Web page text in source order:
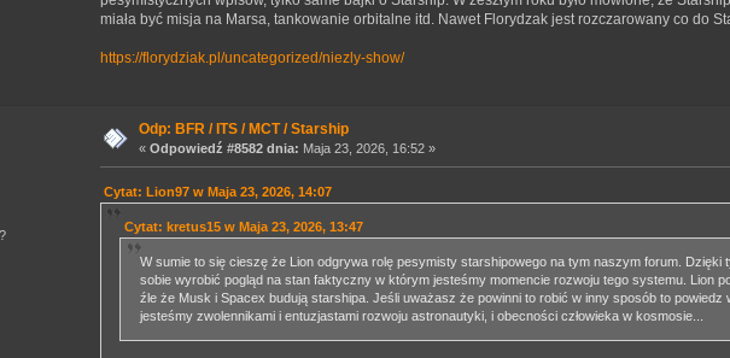
miała być misja na Marsa, tankowanie orbitalne itd. Nawet Florydzak jest rozczarowany co do
https://florydziak.pl/uncategorized/niezly-show/
Odp: BFR / ITS / MCT / Starship
« Odpowiedź #8582 dnia: Maja 23, 2026, 16:52 »
Cytat: Lion97 w Maja 23, 2026, 14:07
Cytat: kretus15 w Maja 23, 2026, 13:47
W sumie to się cieszę że Lion odgrywa rolę pesymisty starshipowego na tym naszym forum.
sobie wyrobić pogląd na stan faktyczny w którym jesteśmy momencie rozwoju tego systemu. Lion
źle że Musk i Spacex budują starshipa. Jeśli uważasz że powinni to robić w inny sposób to
jesteśmy zwolennikami i entuzjastami rozwoju astronautyki, i obecności człowieka w kosmosie...